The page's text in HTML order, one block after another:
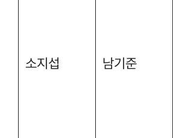
소지섭 남기준